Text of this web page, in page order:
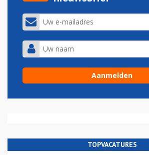
TOPVACATURES